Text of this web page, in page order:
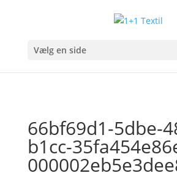
Vælg en side
66bf69d1-5dbe-
b1cc-